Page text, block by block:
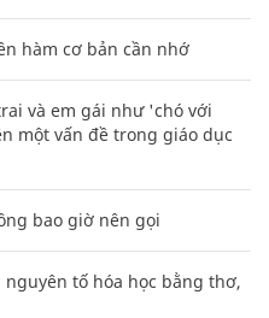
hàm cơ bản cần nhớ
và em gái như 'chó với
một vấn đề trong giáo dục
bao giờ nên gọi
tố hóa học bằng thơ,